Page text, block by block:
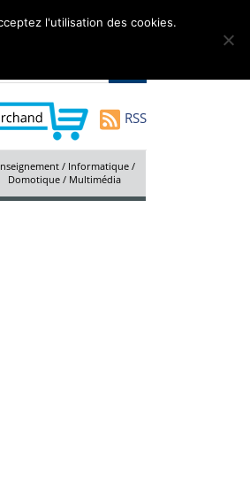
Contact Plan du site
RSS
/ Informatique /
Domotique / Multimédia
l'utilisation des cookies.